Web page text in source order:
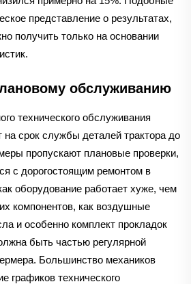
представление о результатах,
получить только на основании
обслуживанию
технического обслуживания
на срок службы деталей трактора до
пропускают плановые проверки,
с дорогостоящим ремонтом в
оборудование работает хуже, чем
компонентов, как воздушные
и особенно комплект прокладок
быть частью регулярной
Большинство механиков
графиков технического